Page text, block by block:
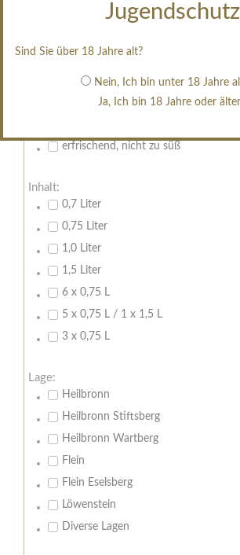
Sind Sie über 18 Jahre alt?
Nein, Ich bin unter 18 Jahre
Ja, Ich bin 18 Jahre oder
halbtrocken
edelsüß
Brut
weißgekeltert
erfrischend, nicht zu süß
Inhalt:
0,7 Liter
0,75 Liter
1,0 Liter
1,5 Liter
6 x 0,75 L
5 x 0,75 L / 1 x 1,5 L
3 x 0,75 L
Lage:
Heilbronn
Heilbronn Stiftsberg
Heilbronn Wartberg
Flein
Flein Eselsberg
Löwenstein
Diverse Lagen